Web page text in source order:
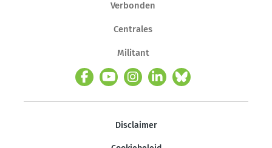
Verbonden
Centrales
Militant
Disclaimer